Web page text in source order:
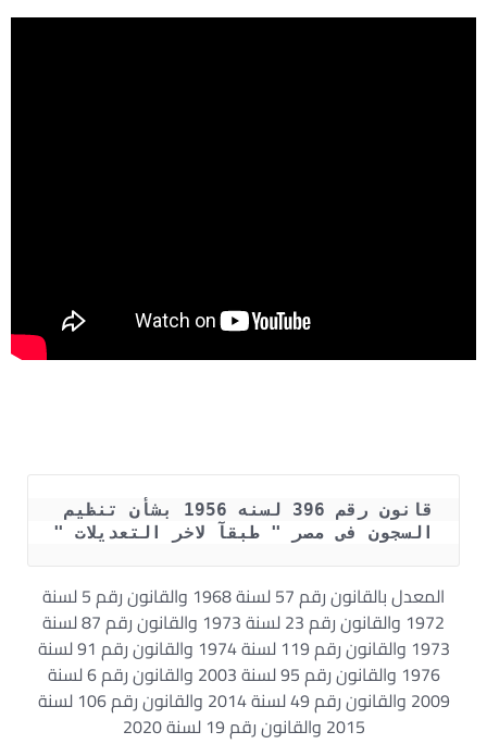
السجون فى مصر " طبقآ لاخر التعديلات "
المعدل بالقانون رقم 57 لسنة 1968 والقانون رقم 5 لسنة
1972 والقانون رقم 23 لسنة 1973 والقانون رقم 87 لسنة
1973 والقانون رقم 119 لسنة 1974 والقانون رقم 91 لسنة
1976 والقانون رقم 95 لسنة 2003 والقانون رقم 6 لسنة
2009 والقانون رقم 49 لسنة 2014 والقانون رقم 106 لسنة
2015 والقانون رقم 19 لسنة 2020